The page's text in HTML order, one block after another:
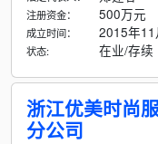
注册资金： 500万元
成立时间： 2015年11
状态: 在业/存续
浙江优美时尚
分公司